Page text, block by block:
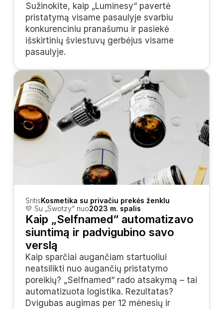
Sužinokite, kaip „Luminesy“ pavertė
pristatymą visame pasaulyje svarbiu
konkurenciniu pranašumu ir pasiekė
išskirtinių šviestuvų gerbėjus visame
pasaulyje.
SritisKosmetika su privačiu prekės ženklu
💛 Su „Swotzy“ nuo2023 m. spalis
Kaip „Selfnamed“ automatizavo
siuntimą ir padvigubino savo
verslą
Kaip sparčiai augančiam startuoliui
neatsilikti nuo augančių pristatymo
poreikių? „Selfnamed“ rado atsakymą – tai
automatizuota logistika. Rezultatas?
Dvigubas augimas per 12 mėnesių ir